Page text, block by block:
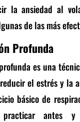
la ansiedad al
de las más
Profunda
es una
el estrés y la
básico de
practicar antes